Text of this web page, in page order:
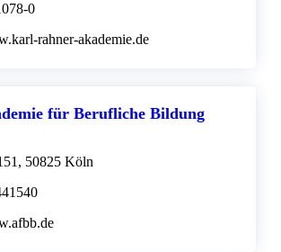
0
rahner-akademie.de
für Berufliche Bildung
50825 Köln